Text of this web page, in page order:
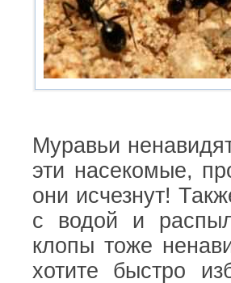
Муравьи
эти насекомые,
они исчезнут!
с водой и
клопы тоже
хотите быстро